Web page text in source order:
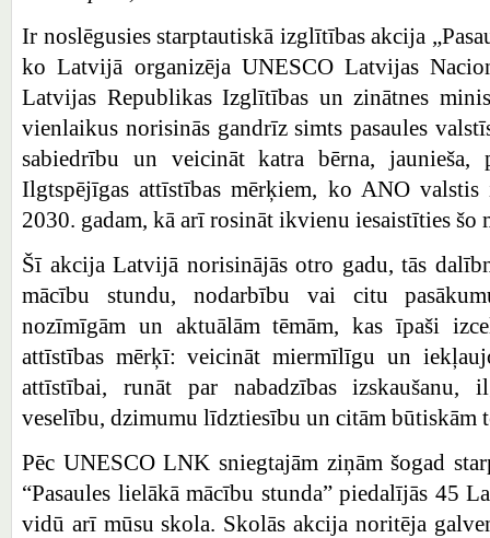
Ir noslēgusies starptautiskā izglītības akcija
ko Latvijā organizēja UNESCO Latvijas
Latvijas Republikas Izglītības un zinātnes
vienlaikus norisinās gandrīz simts pasaules
sabiedrību un veicināt katra bērna, jaunieša,
Ilgtspējīgas attīstības mērķiem, ko ANO valstis
2030. gadam, kā arī rosināt ikvienu iesaistīties šo
Šī akcija Latvijā norisinājās otro gadu, tās
mācību stundu, nodarbību vai citu
nozīmīgām un aktuālām tēmām, kas īpaši
attīstības mērķī: veicināt miermīlīgu un
attīstībai, runāt par nabadzības izskaušanu,
veselību, dzimumu līdztiesību un citām būtiskām
Pēc UNESCO LNK sniegtajām ziņām šogad
“Pasaules lielākā mācību stunda” piedalījās 45
vidū arī mūsu skola. Skolās akcija noritēja